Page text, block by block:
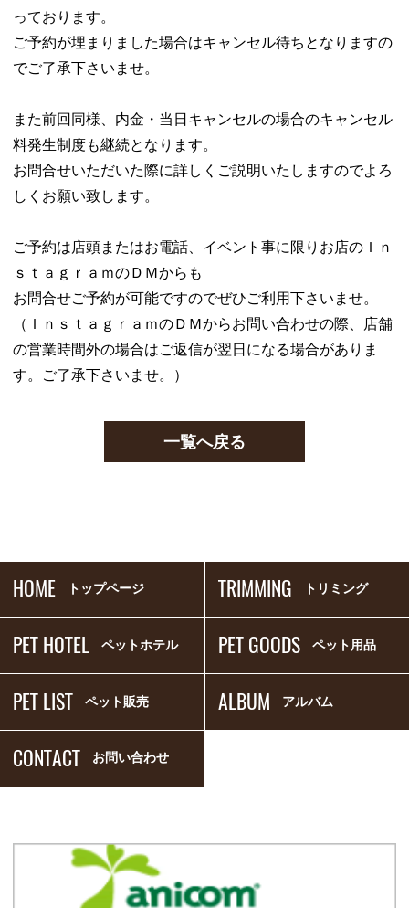
っております。
ご予約が埋まりました場合はキャンセル待ちとなりますの
でご了承下さいませ。
また前回同様、内金・当日キャンセルの場合のキャンセル
料発生制度も継続となります。
お問合せいただいた際に詳しくご説明いたしますのでよろ
しくお願い致します。
ご予約は店頭またはお電話、イベント事に限りお店のＩｎ
ｓｔａｇｒａｍのＤＭからも
お問合せご予約が可能ですのでぜひご利用下さいませ。
（ＩｎｓｔａｇｒａｍのＤＭからお問い合わせの際、店舗
の営業時間外の場合はご返信が翌日になる場合がありま
す。ご了承下さいませ。）
一覧へ戻る
HOME トップページ TRIMMING トリミング
PET HOTEL ペットホテル PET GOODS ペット用品
PET LIST ペット販売 ALBUM アルバム
CONTACT お問い合わせ